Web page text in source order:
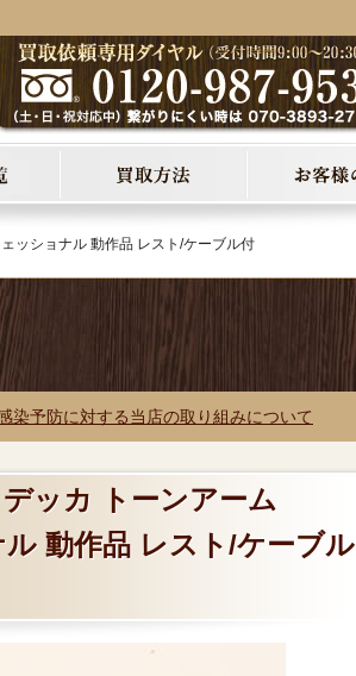
ッショナル 動作品 レスト/ケーブル付
染予防に対する当店の取り組みについて
ッカ トーンアーム
動作品 レスト/ケーブル